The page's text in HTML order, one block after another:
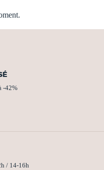
-42%
/ 14-16h